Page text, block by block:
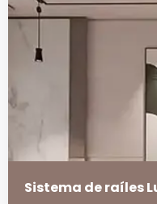
Sistema de raíles